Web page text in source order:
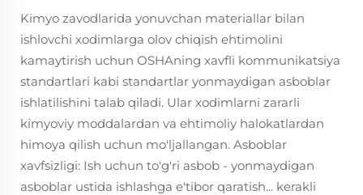
Kimyo zavodlarida yonuvchan materiallar bilan
ishlovchi xodimlarga olov chiqish ehtimolini
kamaytirish uchun OSHAning xavfli kommunikatsiya
standartlari kabi standartlar yonmaydigan asboblar
ishlatilishini talab qiladi. Ular xodimlarni zararli
kimyoviy moddalardan va ehtimoliy halokatlardan
himoya qilish uchun mo'ljallangan. Asboblar
xavfsizligi: Ish uchun to'g'ri asbob - yonmaydigan
asboblar ustida ishlashga e'tibor qaratish... kerakli